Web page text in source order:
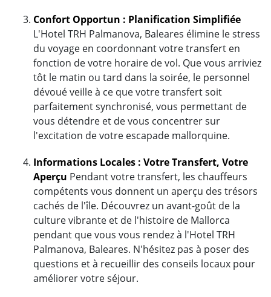
Confort Opportun : Planification Simplifiée
L'Hotel TRH Palmanova, Baleares élimine le stress
du voyage en coordonnant votre transfert en
fonction de votre horaire de vol. Que vous arriviez
tôt le matin ou tard dans la soirée, le personnel
dévoué veille à ce que votre transfert soit
parfaitement synchronisé, vous permettant de
vous détendre et de vous concentrer sur
l'excitation de votre escapade mallorquine.
Informations Locales : Votre Transfert, Votre
Aperçu Pendant votre transfert, les chauffeurs
compétents vous donnent un aperçu des trésors
cachés de l'île. Découvrez un avant-goût de la
culture vibrante et de l'histoire de Mallorca
pendant que vous vous rendez à l'Hotel TRH
Palmanova, Baleares. N'hésitez pas à poser des
questions et à recueillir des conseils locaux pour
améliorer votre séjour.